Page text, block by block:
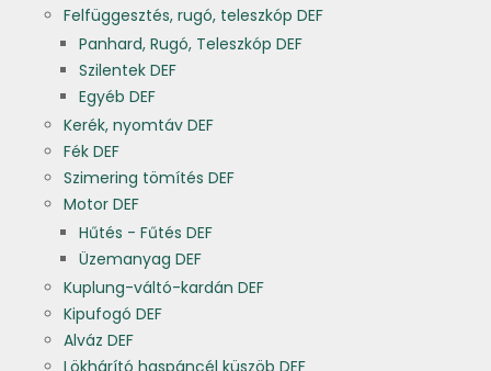
Felfüggesztés, rugó, teleszkóp DEF
Panhard, Rugó, Teleszkóp DEF
Szilentek DEF
Egyéb DEF
Kerék, nyomtáv DEF
Fék DEF
Szimering tömítés DEF
Motor DEF
Hűtés - Fűtés DEF
Üzemanyag DEF
Kuplung-váltó-kardán DEF
Kipufogó DEF
Alváz DEF